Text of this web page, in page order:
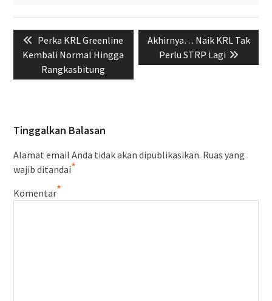
pos Previous
post:
Perka KRL Greenline
Kembali Normal Hingga
Rangkasbitung
Next
post:
Akhirnya… Naik KRL Tak
Perlu STRP Lagi
Tinggalkan Balasan
Alamat email Anda tidak akan dipublikasikan. Ruas yang
wajib ditandai*
Komentar*